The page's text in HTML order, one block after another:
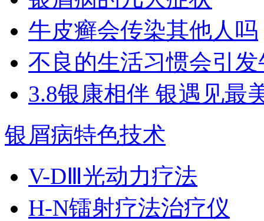
牛皮癣会传染其他人吗
不良的生活习惯会引
3.8银康相伴 银遇见最
银屑病特色技术
V-DⅢ光动力疗法
H-N镭射疗法治疗仪